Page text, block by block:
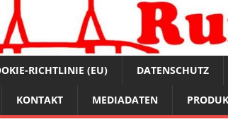
RICHTLINIE (EU) DATENSCHUTZ
KONTAKT MEDIADATEN